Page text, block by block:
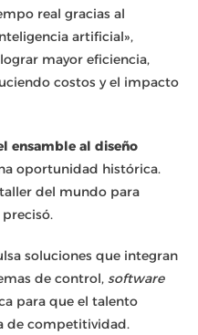
real gracias al
artificial»,
mayor eficiencia,
costos y el impacto
ensamble al diseño
oportunidad histórica.
del mundo para
soluciones que integran
de control, software
para que el talento
de competitividad.